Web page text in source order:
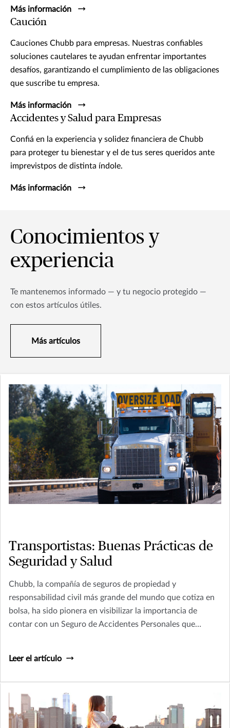
Más información
Caución
Cauciones Chubb para empresas. Nuestras confiables
soluciones cautelares te ayudan enfrentar importantes
desafíos, garantizando el cumplimiento de las obligaciones
que suscribe tu empresa.
Más información
Accidentes y Salud para Empresas
Confiá en la experiencia y solidez financiera de Chubb
para proteger tu bienestar y el de tus seres queridos ante
imprevistpos de distinta índole.
Más información
Conocimientos y
experiencia
Te mantenemos informado — y tu negocio protegido —
con estos artículos útiles.
Más artículos
Transportistas: Buenas Prácticas de
Seguridad y Salud
Chubb, la compañía de seguros de propiedad y
responsabilidad civil más grande del mundo que cotiza en
bolsa, ha sido pionera en visibilizar la importancia de
contar con un Seguro de Accidentes Personales que
Leer el artículo